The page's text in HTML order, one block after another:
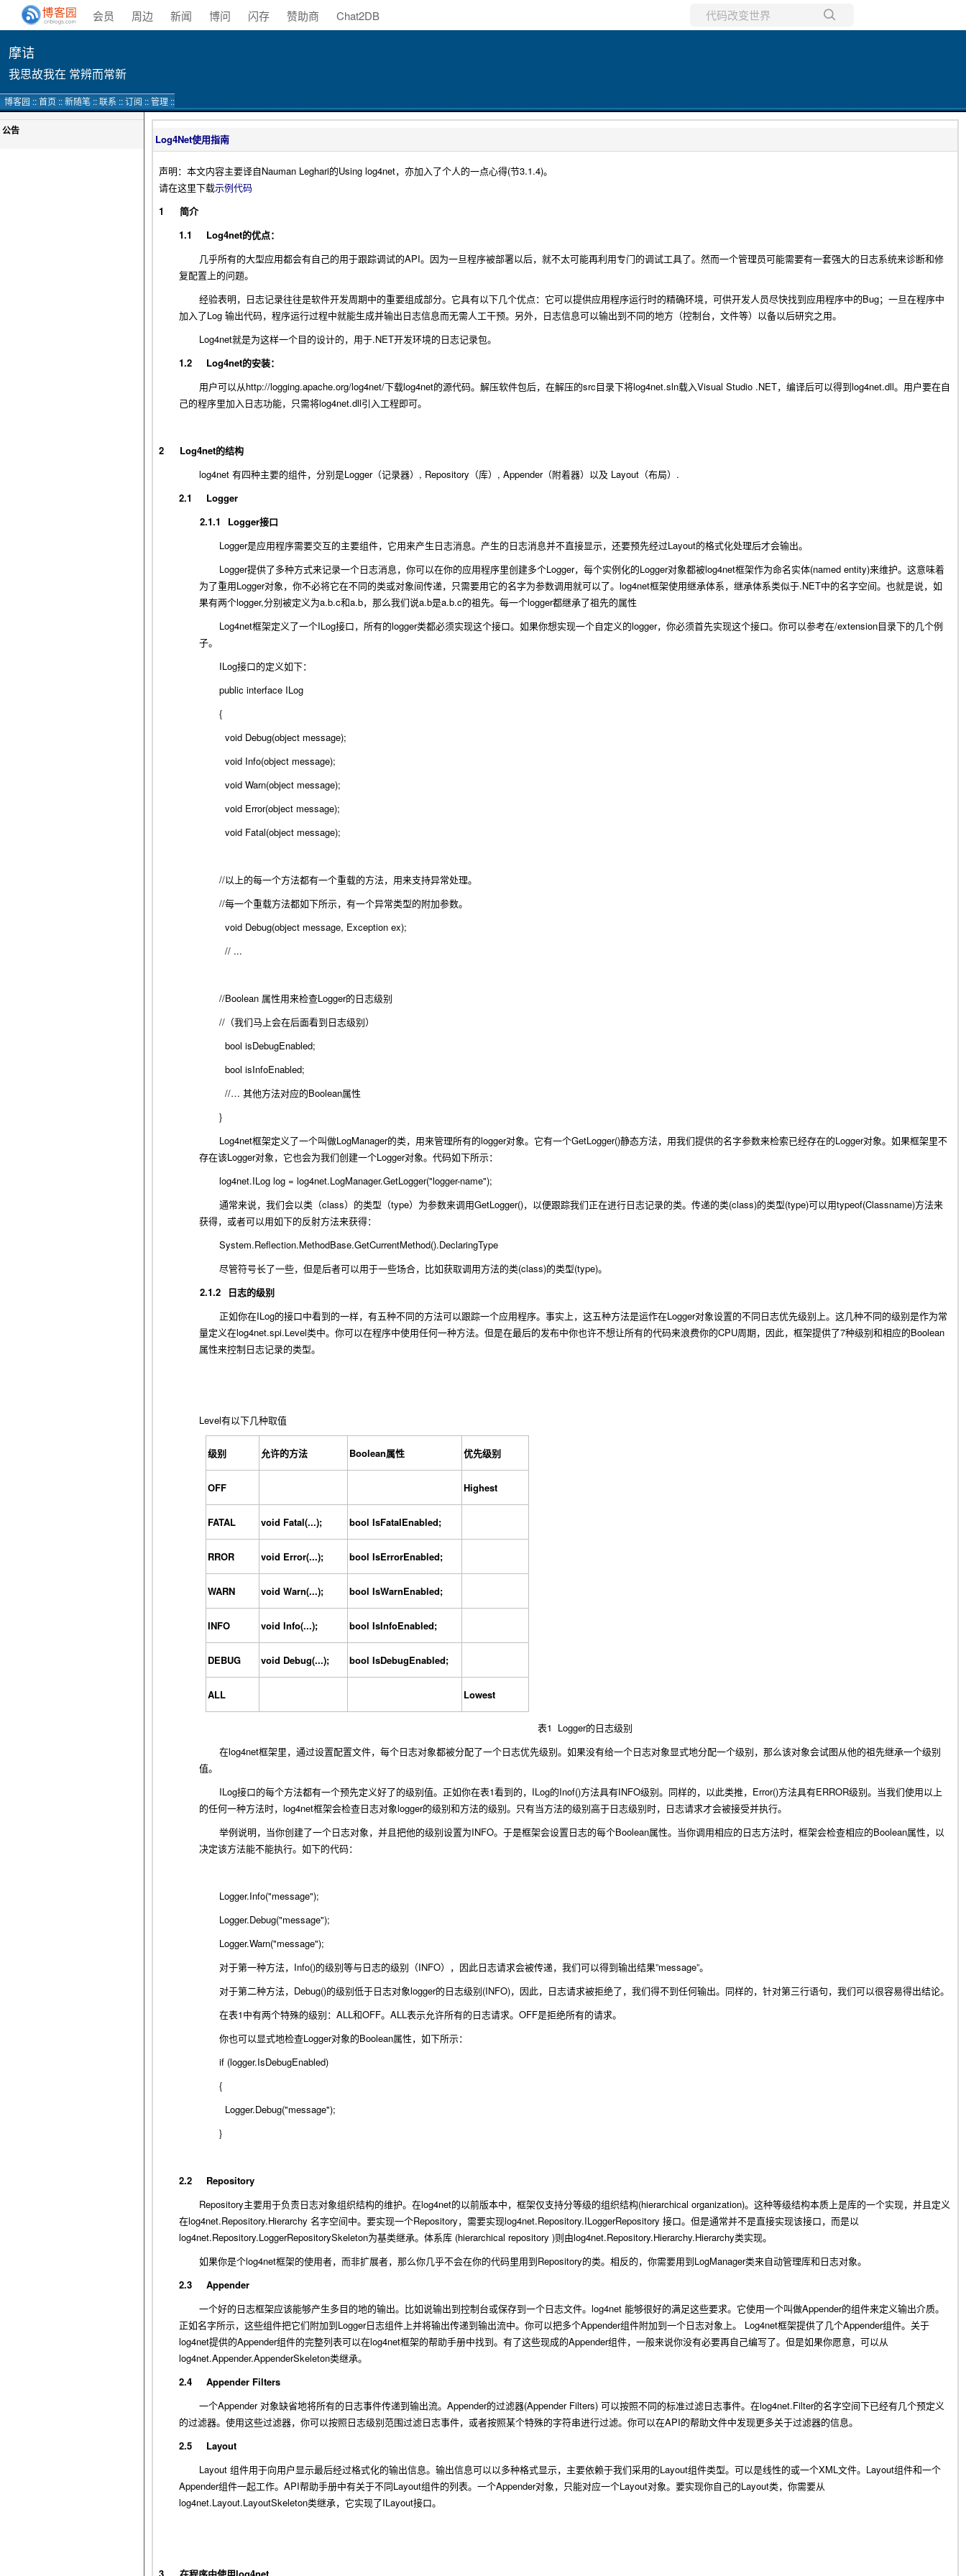
会员 周边 新闻 博问 闪存 赞助商 Chat2DB
摩诘
我思故我在 常辨而常新
博客园 ::首页 ::新随笔 ::联系 ::订阅 ::管理 ::
公告
Log4Net使用指南
声明：本文内容主要译自Nauman Leghari的Using log4net，亦加入了个人的一点心得(节3.1.4)。
请在这里下载示例代码
1
简介
1.1 Log4net的优点：
几乎所有的大型应用都会有自己的用于跟踪调试的API。因为一旦程序被部署以后，就不太可能再利用专门的调试工具了。然而一个管理员可能需要有一套强大的日志系统来诊断和修
复配置上的问题。
经验表明，日志记录往往是软件开发周期中的重要组成部分。它具有以下几个优点：它可以提供应用程序运行时的精确环境，可供开发人员尽快找到应用程序中的Bug；一旦在程序中
加入了Log 输出代码，程序运行过程中就能生成并输出日志信息而无需人工干预。另外，日志信息可以输出到不同的地方（控制台，文件等）以备以后研究之用。
Log4net就是为这样一个目的设计的，用于.NET开发环境的日志记录包。
1.2 Log4net的安装：
用户可以从http://logging.apache.org/log4net/下载log4net的源代码。解压软件包后，在解压的src 目录下将log4net.sln载入Visual Studio .NET，编译后可以得到 log4net.dll。用户要在自
己的程序里加入日志功能，只需将log4net.dll引入工程即可。
2 Log4net的结构
log4net 有四种主要的组件，分别是Logger（记录器） , Repository （库） , Appender（附着器）以及 Layout （布局） .
2.1
Logger
2.1.1
Logger接口
Logger是应用程序需要交互的主要组件，它用来产生日志消息。产生的日志消息并不直接显示，还要预先经过Layout的格式化处理后才会输出。
Logger提供了多种方式来记录一个日志消息，你可以在你的应用程序里创建多个Logger，每个实例化的Logger对象都被log4net框架作为命名实体(named entity)来维护。这意味着
为了重用 Logger对象，你不必将它在不同的类或对象间传递，只需要用它的名字为参数调用就可以了。 log4net框架使用继承体系，继承体系类似于.NET中的名字空间。也就是说，如
果有两个logger,分别被定义为a.b.c和a.b，那么我们说a.b是a.b.c的祖先。每一个logger都继承了祖先的属性
Log4net框架定义了一个ILog接口，所有的logger类都必须实现这个接口。如果你想实现一个自定义的logger，你必须首先实现这个接口。你可以参考在/extension 目录下的几个例
子。
ILog接口的定义如下：
public interface ILog
{
void Debug(object message);
void Info(object message);
void Warn(object message);
void Error(object message);
void Fatal(object message);
//以上的每一个方法都有一个重载的方法，用来支持异常处理。
//每一个重载方法都如下所示，有一个异常类型的附加参数。
void Debug(object message, Exception ex);
// ...
//Boolean 属性用来检查Logger的日志级别
// （我们马上会在后面看到日志级别）
bool isDebugEnabled;
bool isInfoEnabled;
//… 其他方法对应的Boolean属性
}
Log4net框架定义了一个叫做LogManager的类，用来管理所有的logger对象。它有一个GetLogger()静态方法，用我们提供的名字参数来检索已经存在的Logger对象。如果框架里不
存在该Logger对象，它也会为我们创建一个Logger对象。代码如下所示：
log4net.ILog log = log4net.LogManager.GetLogger("logger-name");
通常来说，我们会以类（class）的类型（type）为参数来调用GetLogger()，以便跟踪我们正在进行日志记录的类。传递的类(class)的类型(type)可以用typeof(Classname)方法来
获得，或者可以用如下的反射方法来获得：
System.Reflection.MethodBase.GetCurrentMethod().DeclaringType
尽管符号长了一些，但是后者可以用于一些场合，比如获取调用方法的类(class)的类型(type)。
2.1.2 日志的级别
正如你在ILog的接口中看到的一样，有五种不同的方法可以跟踪一个应用程序。事实上，这五种方法是运作在Logger对象设置的不同日志优先级别上。这几种不同的级别是作为常
量定义在log4net.spi.Level类中。你可以在程序中使用任何一种方法。但是在最后的发布中你也许不想让所有的代码来浪费你的CPU周期，因此，框架提供了7种级别和相应的Boolean
属性来控制日志记录的类型。
Level有以下几种取值
级别 允许的方法 Boolean属性 优先级别
OFF Highest
FATAL void Fatal(...); bool IsFatalEnabled;
RROR void Error(...); bool IsErrorEnabled;
WARN void Warn(...); bool IsWarnEnabled;
INFO void Info(...); bool IsInfoEnabled;
DEBUG void Debug(...); bool IsDebugEnabled;
ALL Lowest
表1 Logger的日志级别
在log4net框架里，通过设置配置文件，每个日志对象都被分配了一个日志优先级别。如果没有给一个日志对象显式地分配一个级别，那么该对象会试图从他的祖先继承一个级别
值。
ILog接口的每个方法都有一个预先定义好了的级别值。正如你在表1看到的， ILog的Inof()方法具有INFO级别。同样的，以此类推， Error()方法具有ERROR级别。当我们使用以上
的任何一种方法时， log4net框架会检查日志对象logger的级别和方法的级别。只有当方法的级别高于日志级别时，日志请求才会被接受并执行。
举例说明，当你创建了一个日志对象，并且把他的级别设置为INFO。于是框架会设置日志的每个Boolean属性。当你调用相应的日志方法时，框架会检查相应的Boolean属性，以
决定该方法能不能执行。如下的代码：
Logger.Info("message");
Logger.Debug("message");
Logger.Warn("message");
对于第一种方法， Info()的级别等与日志的级别（INFO），因此日志请求会被传递，我们可以得到输出结果”message”。
对于第二种方法， Debug()的级别低于日志对象logger的日志级别 (INFO)，因此，日志请求被拒绝了，我们得不到任何输出。同样的，针对第三行语句，我们可以很容易得出结论。
在表1 中有两个特殊的级别： ALL和OFF。 ALL表示允许所有的日志请求。 OFF是拒绝所有的请求。
你也可以显式地检查Logger对象的Boolean属性，如下所示：
if (logger.IsDebugEnabled)
{
Logger.Debug("message");
}
2.2
Repository
Repository主要用于负责日志对象组织结构的维护。在log4net的以前版本中，框架仅支持分等级的组织结构(hierarchical organization)。这种等级结构本质上是库的一个实现，并且定义
在log4net.Repository.Hierarchy 名字空间中。要实现一个Repository ，需要实现log4net.Repository.ILoggerRepository 接口。但是通常并不是直接实现该接口，而是以
log4net.Repository.LoggerRepositorySkeleton为基类继承。体系库 (hierarchical repository )则由log4net.Repository.Hierarchy.Hierarchy类实现。
如果你是个log4net框架的使用者，而非扩展者，那么你几乎不会在你的代码里用到 Repository的类。相反的，你需要用到 LogManager类来自动管理库和日志对象。
2.3 Appender
一个好的日志框架应该能够产生多目的地的输出。比如说输出到控制台或保存到一个日志文件。 log4net 能够很好的满足这些要求。它使用一个叫做Appender的组件来定义输出介质。
正如名字所示，这些组件把它们附加到 Logger日志组件上并将输出传递到输出流中。你可以把多个Appender组件附加到一个日志对象上。 Log4net框架提供了几个Appender组件。关于
log4net提供的Appender组件的完整列表可以在log4net框架的帮助手册中找到。有了这些现成的Appender组件，一般来说你没有必要再自己编写了。但是如果你愿意，可以从
log4net.Appender.AppenderSkeleton类继承。
2.4 Appender Filters
一个Appender 对象缺省地将所有的日志事件传递到输出流。 Appender的过滤器(Appender Filters) 可以按照不同的标准过滤日志事件。在log4net.Filter的名字空间下已经有几个预定义
的过滤器。使用这些过滤器，你可以按照日志级别范围过滤日志事件，或者按照某个特殊的字符串进行过滤。你可以在API的帮助文件中发现更多关于过滤器的信息。
2.5
Layout
Layout 组件用于向用户显示最后经过格式化的输出信息。输出信息可以以多种格式显示，主要依赖于我们采用的Layout组件类型。可以是线性的或一个XML文件。 Layout组件和一个
Appender组件一起工作。 API帮助手册中有关于不同 Layout组件的列表。一个Appender对象，只能对应一个Layout对象。要实现你自己的Layout类，你需要从
log4net.Layout.LayoutSkeleton类继承，它实现了ILayout接口。